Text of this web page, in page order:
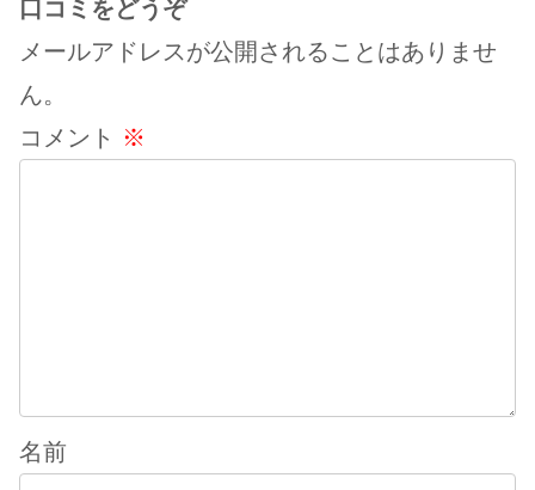
口コミをどうぞ
メールアドレスが公開されることはありませ
ん。
コメント ※
名前